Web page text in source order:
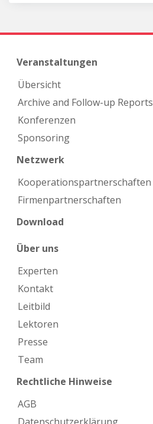
Veranstaltungen
Übersicht
Archive and Follow-up Reports
Konferenzen
Sponsoring
Netzwerk
Kooperations­partnerschaften
Firmen­partnerschaften
Download
Über uns
Experten
Kontakt
Leitbild
Lektoren
Presse
Team
Rechtliche Hinweise
AGB